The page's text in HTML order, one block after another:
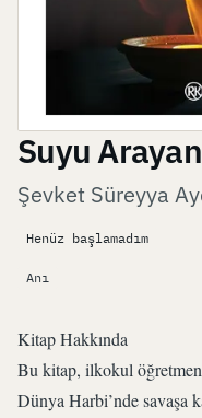
Suyu
Şevket Süreyya
Henüz başlamadım
Anı
Kitap Hakkında
Bu kitap, ilkokul
Dünya Harbi’nde savaşa